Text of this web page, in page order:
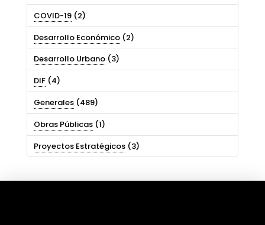
COVID-19(2)
Desarrollo Económico(2)
Desarrollo Urbano(3)
DIF(4)
Generales(489)
Obras Públicas(1)
Proyectos Estratégicos(3)